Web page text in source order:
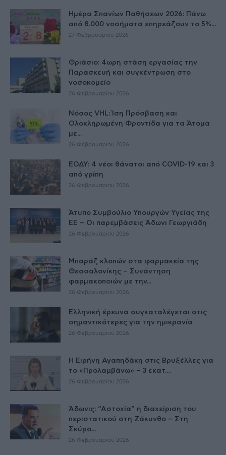
Ημέρα Σπανίων Παθήσεων 2026: Πάνω
από 8.000 νοσήματα επηρεάζουν το 5%...
27 Φεβρουαρίου 2026
Θριάσιο: 4ωρη στάση εργασίας την
Παρασκευή και συγκέντρωση στο
νοσοκομείο
26 Φεβρουαρίου 2026
Νόσος VHL: Ίση Πρόσβαση και
Ολοκληρωμένη Φροντίδα για τα Άτομα
με...
26 Φεβρουαρίου 2026
ΕΟΔΥ: 4 νέοι θάνατοι από COVID-19 και 3
από γρίπη
26 Φεβρουαρίου 2026
Άτυπο Συμβούλιο Υπουργών Υγείας της
ΕE – Οι παρεμβάσεις Άδωνι Γεωργιάδη
26 Φεβρουαρίου 2026
Μπαράζ κλοπών στα φαρμακεία της
Θεσσαλονίκης – Συνάντηση
φαρμακοποιών με την...
26 Φεβρουαρίου 2026
Ελληνική έρευνα συγκαταλέγεται στις
σημαντικότερες για την ημικρανία
26 Φεβρουαρίου 2026
Η Ειρήνη Αγαπηδάκη στις Βρυξέλλες για
το «Προλαμβάνω» – 3 εκατ....
26 Φεβρουαρίου 2026
Άδωνις: “Αστοχία” η διαχείριση του
περιστατικού στη Ζάκυνθο – Στη
Σκύρο...
26 Φεβρουαρίου 2026